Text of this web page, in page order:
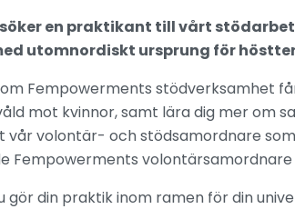
en praktikant till vårt
utomnordiskt ursprung för
Fempowerments stödverksamhet
mot kvinnor, samt lära dig mer om
vår volontär- och stödsamordnare
Fempowerments
gör din praktik inom ramen för din